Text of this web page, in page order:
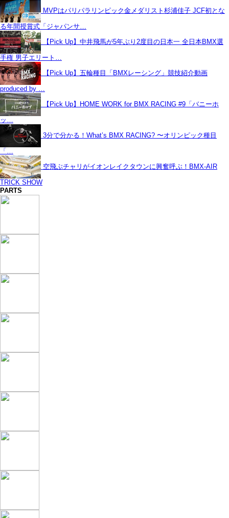
MVPはパリパラリンピック金メダリスト杉浦佳子 JCF初とな
る年間授賞式「ジャパンサ…
【Pick Up】中井飛馬が5年ぶり2度目の日本一 全日本BMX選
手権 男子エリート…
【Pick Up】五輪種目「BMXレーシング」競技紹介動画
produced by …
【Pick Up】HOME WORK for BMX RACING #9「バニーホ
ッ…
3分で分かる！What’s BMX RACING? 〜オリンピック種目
「…
空飛ぶチャリがイオンレイクタウンに興奮呼ぶ！BMX-AIR
TRICK SHOW
PARTS